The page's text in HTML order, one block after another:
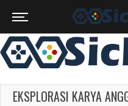
EKSPLORASI KARYA